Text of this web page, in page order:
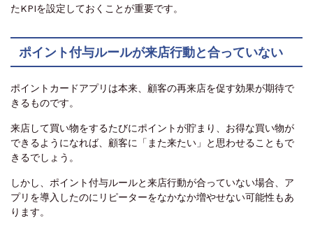
たKPIを設定しておくことが重要です。
ポイント付与ルールが来店行動と合っていない
ポイントカードアプリは本来、顧客の再来店を促す効果が期待で
きるものです。
来店して買い物をするたびにポイントが貯まり、お得な買い物が
できるようになれば、顧客に「また来たい」と思わせることもで
きるでしょう。
しかし、ポイント付与ルールと来店行動が合っていない場合、ア
プリを導入したのにリピーターをなかなか増やせない可能性もあ
ります。